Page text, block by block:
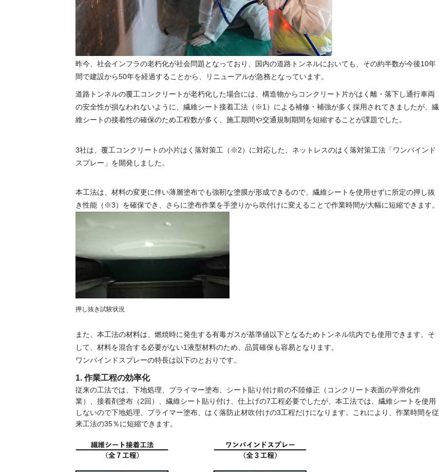
昨今、社会インフラの老朽化が社会問題となっており、国内の道路トンネルにおいても、その約半数が今後10年
間で建設から50年を経過することから、リニューアルが急務となっています。
道路トンネルの覆工コンクリートが老朽化した場合には、構造物からコンクリート片がはく離・落下し通行車両
の安全性が損なわれないように、繊維シート接着工法（※1）による補修・補強が多く採用されてきましたが、繊
維シートの接着性の確保のため工程数が多く、施工期間や交通規制期間を短縮することが課題でした。
3社は、覆工コンクリートの小片はく落対策工（※2）に対応した、ネットレスのはく落対策工法「ワンバインド
スプレー」を開発しました。
本工法は、材料の変更に伴い薄層塗布でも強靭な塗膜が形成できるので、繊維シートを使用せずに所定の押し抜
き性能（※3）を確保でき、さらに塗布作業を手塗りから吹付けに変えることで作業時間が大幅に短縮できます。
押し抜き試験状況
また、本工法の材料は、燃焼時に発生する有毒ガスが基準値以下となるためトンネル坑内でも使用できます。そ
して、材料を混合する必要がない1液型材料のため、品質確保も容易となります。
ワンバインドスプレーの特長は以下のとおりです。
1. 作業工程の効率化
従来の工法では、下地処理、プライマー塗布、シート貼り付け前の不陸修正（コンクリート表面の平滑化作
業）、接着剤塗布（2回）、繊維シート貼り付け、仕上げの7工程必要でしたが、本工法では、繊維シートを使用
しないので下地処理、プライマー塗布、はく落防止材吹付けの3工程だけになります。これにより、作業時間を従
来工法の35％に短縮できます。